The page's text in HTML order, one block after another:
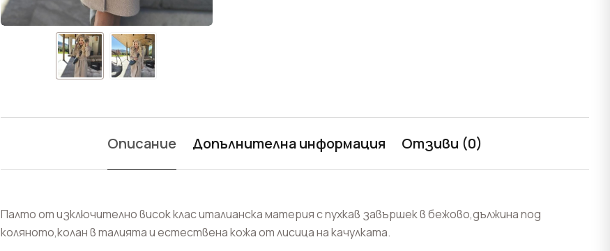
Описание Допълнителна информация Отзиви (0)
Палто от изключително висок клас италианска материя с пухкав завършек в бежово,дължина под
коляното,колан в талията и естествена кожа от лисица на качулката.